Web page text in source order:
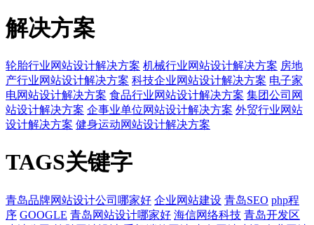
解决方案
轮胎行业网站设计解决方案 机械行业网站设计解决方案 房地
产行业网站设计解决方案 科技企业网站设计解决方案 电子家
电网站设计解决方案 食品行业网站设计解决方案 集团公司网
站设计解决方案 企事业单位网站设计解决方案 外贸行业网站
设计解决方案 健身运动网站设计解决方案
TAGS关键字
青岛品牌网站设计公司哪家好 企业网站建设 青岛SEO php程
序 GOOGLE 青岛网站设计哪家好 海信网络科技 青岛开发区